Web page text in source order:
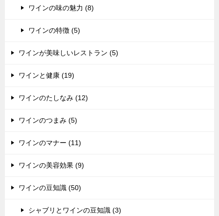
ワインの味の魅力 (8)
ワインの特徴 (5)
ワインが美味しいレストラン (5)
ワインと健康 (19)
ワインのたしなみ (12)
ワインのつまみ (5)
ワインのマナー (11)
ワインの美容効果 (9)
ワインの豆知識 (50)
シャブリとワインの豆知識 (3)